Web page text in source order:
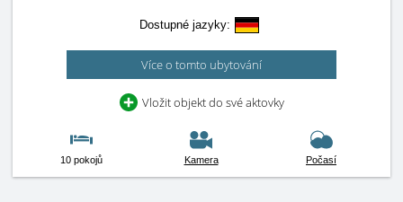
Dostupné jazyky:
Více o tomto ubytování
Vložit objekt do své aktovky
10 pokojů Kamera Počasí